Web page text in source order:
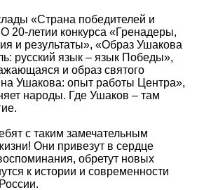
«Страна победителей и
20-летии конкурса «Гренадеры,
и результаты», «Образ Ушакова
русский язык – язык Победы»,
и образ святого
Ушакова: опыт работы Центра»,
народы. Где Ушаков – там
с таким замечательным
Они привезут в сердце
обретут новых
к истории и современности